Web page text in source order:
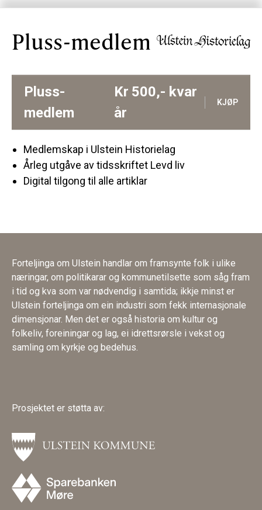
Pluss-medlem
Pluss-
medlem
Kr 500,- kvar
år
KJØP
Medlemskap i Ulstein Historielag
Årleg utgåve av tidsskriftet Levd liv
Digital tilgong til alle artiklar
Forteljinga om Ulstein handlar om framsynte folk i ulike
næringar, om politikarar og kommunetilsette som såg fram
i tid og kva som var nødvendig i samtida; ikkje minst er
Ulstein forteljinga om ein industri som fekk internasjonale
dimensjonar. Men det er også historia om kultur og
folkeliv, foreiningar og lag, ei idrettsrørsle i vekst og
samling om kyrkje og bedehus.
Prosjektet er støtta av: